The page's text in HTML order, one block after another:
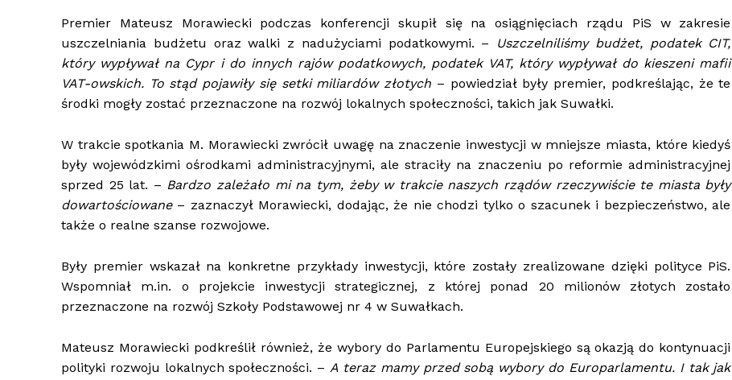
Premier Mateusz Morawiecki podczas konferencji skupił się na osiągnięciach rządu PiS w zakresie
uszczelniania budżetu oraz walki z nadużyciami podatkowymi. – Uszczelniliśmy budżet, podatek CIT,
który wypływał na Cypr i do innych rajów podatkowych, podatek VAT, który wypływał do kieszeni mafii
VAT-owskich. To stąd pojawiły się setki miliardów złotych – powiedział były premier, podkreślając, że te
środki mogły zostać przeznaczone na rozwój lokalnych społeczności, takich jak Suwałki.
W trakcie spotkania M. Morawiecki zwrócił uwagę na znaczenie inwestycji w mniejsze miasta, które kiedyś
były wojewódzkimi ośrodkami administracyjnymi, ale straciły na znaczeniu po reformie administracyjnej
sprzed 25 lat. – Bardzo zależało mi na tym, żeby w trakcie naszych rządów rzeczywiście te miasta były
dowartościowane– zaznaczył Morawiecki, dodając, że nie chodzi tylko o szacunek i bezpieczeństwo, ale
także o realne szanse rozwojowe.
Były premier wskazał na konkretne przykłady inwestycji, które zostały zrealizowane dzięki polityce PiS.
Wspomniał m.in. o projekcie inwestycji strategicznej, z której ponad 20 milionów złotych zostało
przeznaczone na rozwój Szkoły Podstawowej nr 4 w Suwałkach.
Mateusz Morawiecki podkreślił również, że wybory do Parlamentu Europejskiego są okazją do kontynuacji
polityki rozwoju lokalnych społeczności. –A teraz mamy przed sobą wybory do Europarlamentu. I tak jak